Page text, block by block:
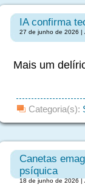
IA confirma
27 de junho de 2026 |
Mais um
Categoria(s):
Canetas
psíquica
18 de junho de 2026 |